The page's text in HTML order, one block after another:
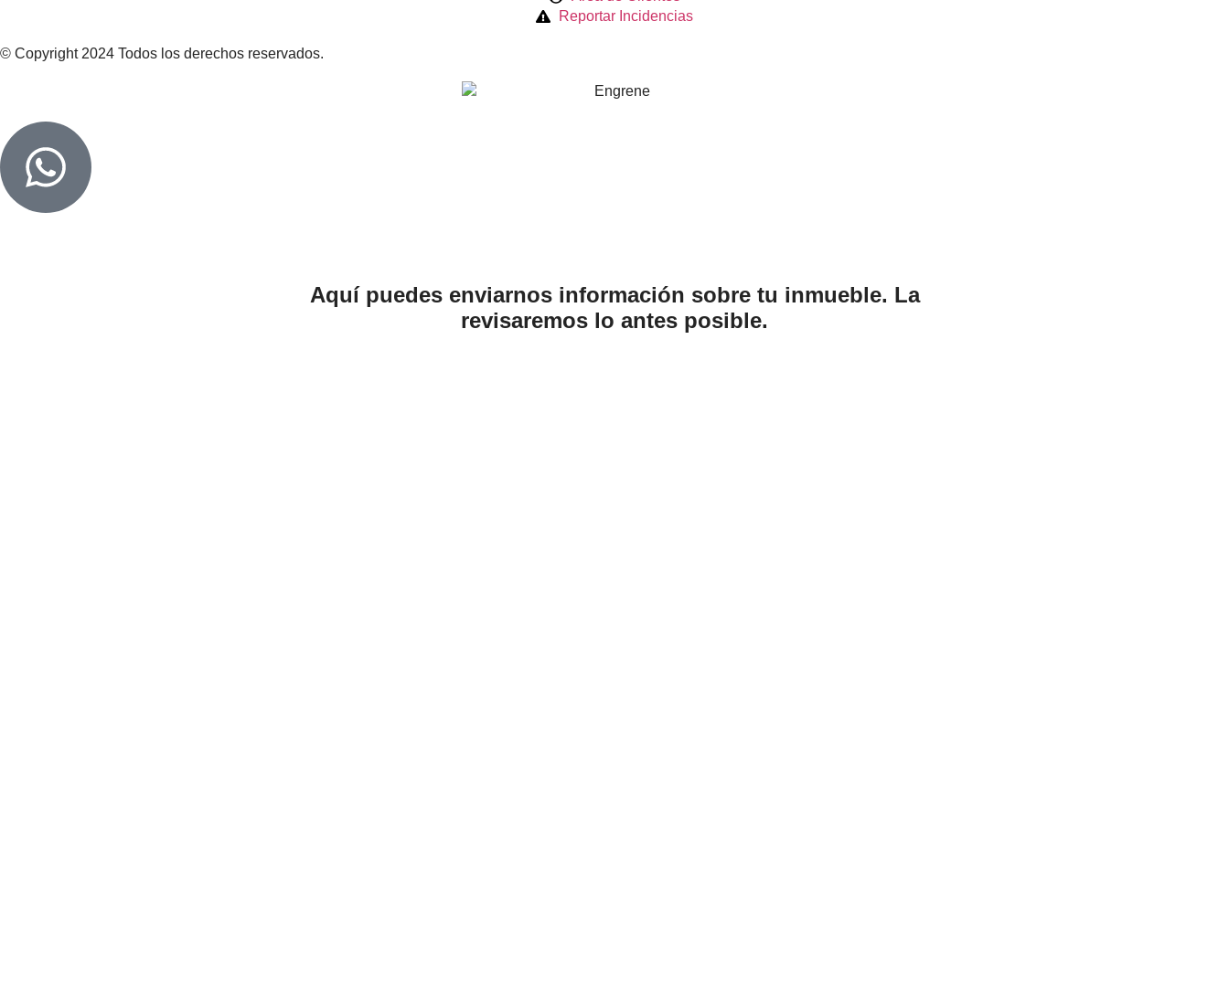
Reportar Incidencias
© Copyright 2024 Todos los derechos reservados.
Aquí puedes enviarnos información sobre tu inmueble. La
revisaremos lo antes posible.